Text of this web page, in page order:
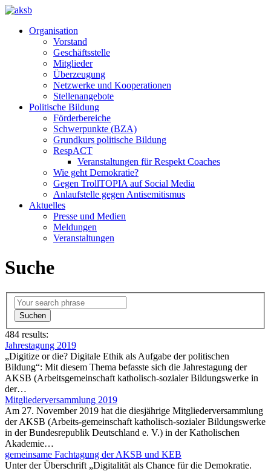
Organisation
Vorstand
Geschäftsstelle
Mitglieder
Überzeugung
Netzwerke und Kooperationen
Stellenangebote
Politische Bildung
Förderbereiche
Schwerpunkte (BZA)
Grundkurs politische Bildung
RespACT
Veranstaltungen für Respekt Coaches
Wie geht Demokratie?
Gegen TrollTOPIA auf Social Media
Anlaufstelle gegen Antisemitismus
Aktuelles
Presse und Medien
Meldungen
Veranstaltungen
Suche
Suchen
484 results:
Jahrestagung 2019
„Digitize or die? Digitale Ethik als Aufgabe der politischen
Bildung“: Mit diesem Thema befasste sich die Jahrestagung der
AKSB (Arbeitsgemeinschaft katholisch-sozialer Bildungswerke in
der…
Mitgliederversammlung 2019
Am 27. November 2019 hat die diesjährige Mitgliederversammlung
der AKSB (Arbeits-gemeinschaft katholisch-sozialer Bildungswerke
in der Bundesrepublik Deutschland e. V.) in der Katholischen
Akademie…
gemeinsame Fachtagung der AKSB und KEB
Unter der Überschrift „Digitalität als Chance für die Demokratie.